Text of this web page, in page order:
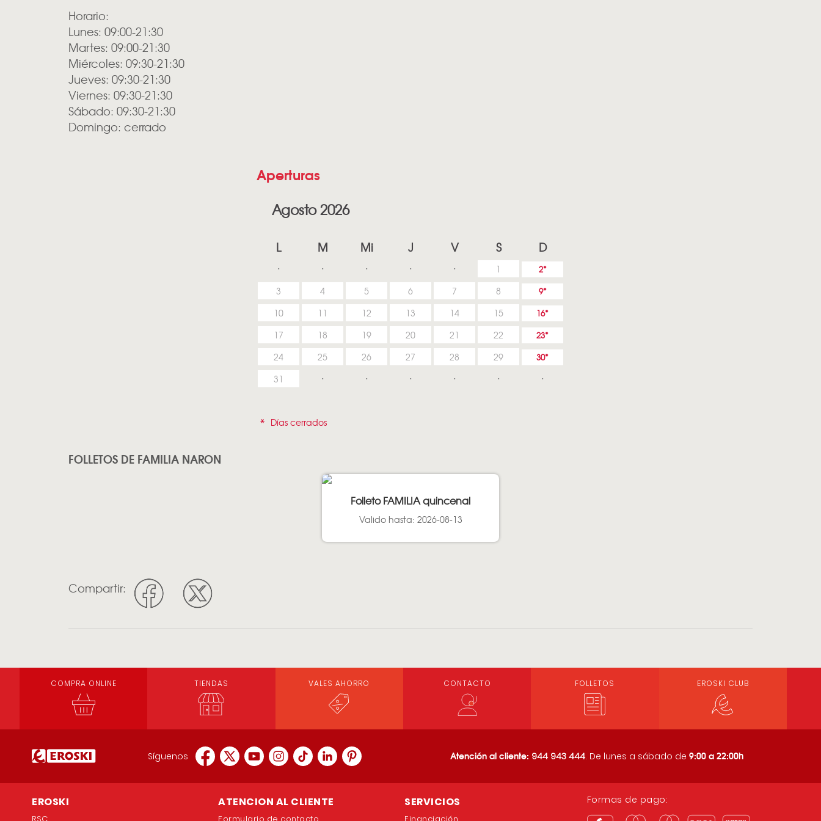
Horario:
Lunes: 09:00-21:30
Martes: 09:00-21:30
Miércoles: 09:30-21:30
Jueves: 09:30-21:30
Viernes: 09:30-21:30
Sábado: 09:30-21:30
Domingo: cerrado
Aperturas
Agosto 2026
L M Mi J V S D
1 2
3 4 5 6 7 8 9
10 11 12 13 14 15 16
17 18 19 20 21 22 23
24 25 26 27 28 29 30
31
* Días cerrados
FOLLETOS DE FAMILIA NARON
Folleto FAMILIA quincenal
Valido hasta: 2026-08-13
Compartir:
COMPRA ONLINE TIENDAS VALES AHORRO CONTACTO FOLLETOS EROSKI CLUB
Síguenos Atención al cliente: 944 943 444. De lunes a sábado de 9:00 a 22:00h
EROSKI ATENCION AL CLIENTE SERVICIOS Formas de pago: